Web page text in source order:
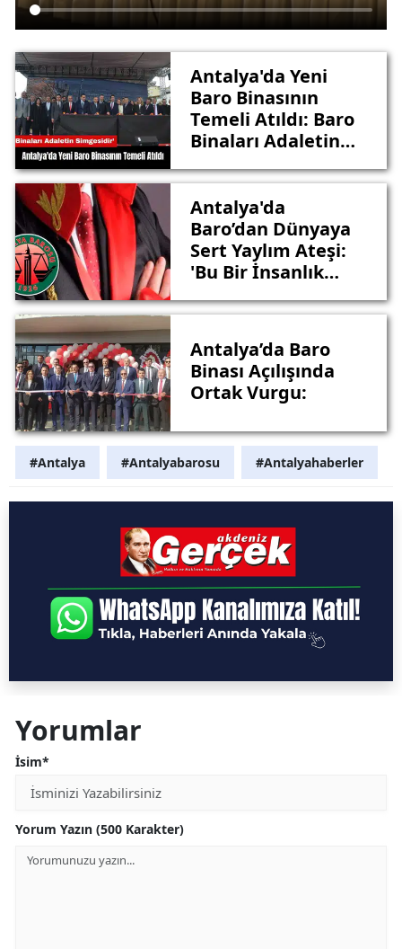
Antalya'da Yeni
Baro Binasının
Temeli Atıldı: Baro
Binaları Adaletin
Antalya'da
Baro’dan Dünyaya
Sert Yaylım Ateşi:
'Bu Bir İnsanlık
Antalya’da Baro
Binası Açılışında
Ortak Vurgu:
#Antalya #Antalyabarosu #Antalyahaberler
Yorumlar
İsim*
Yorum Yazın (500 Karakter)